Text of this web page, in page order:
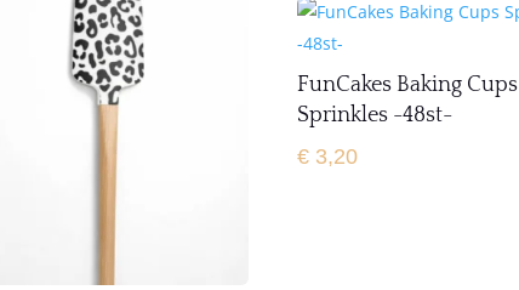
FunCakes Baking Cups
Sprinkles -48st-
€ 3,20